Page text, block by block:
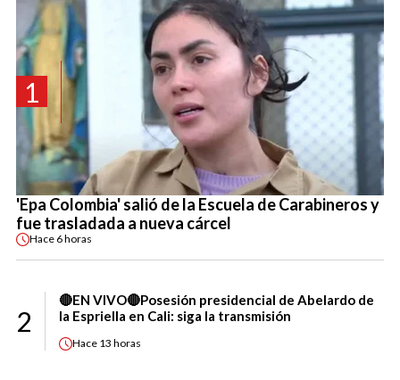
1
'Epa Colombia' salió de la Escuela de Carabineros y
fue trasladada a nueva cárcel
Hace 6 horas
2
🔴EN VIVO🔴Posesión presidencial de Abelardo de
la Espriella en Cali: siga la transmisión
Hace 13 horas